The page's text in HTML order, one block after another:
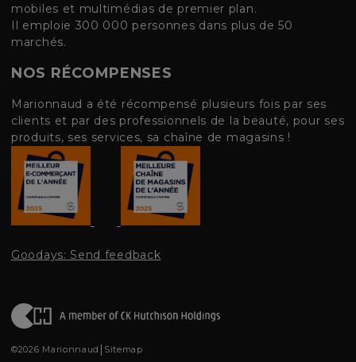
mobiles et multimédias de premier plan.
Il emploie 300 000 personnes dans plus de 50
marchés.
NOS RÉCOMPENSES
Marionnaud a été récompensé plusieurs fois par ses
clients et par des professionnels de la beauté, pour ses
produits, ses services, sa chaîne de magasins !
Goodays: Send feedback
©2026 Marionnaud | Sitemap